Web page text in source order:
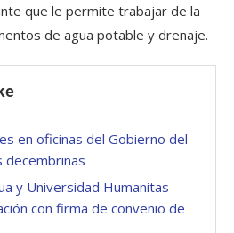
que le permite trabajar de la
de agua potable y drenaje.
en oficinas del Gobierno del
y Universidad Humanitas
con firma de convenio de